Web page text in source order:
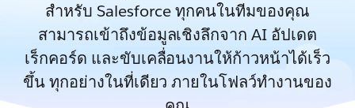
สำหรับ Salesforce ทุกคนในทีมของคุณ
สามารถเข้าถึงข้อมูลเชิงลึกจาก AI อัปเดต
เร็กคอร์ด และขับเคลื่อนงานให้ก้าวหน้าได้เร็ว
ขึ้น ทุกอย่างในที่เดียว ภายในโฟลว์ทำงานของ